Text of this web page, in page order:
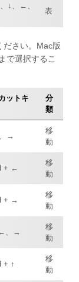
↓、←、
表
ださい。Mac版
で選択するこ
ットキ
分
類
→
移
動
+ ←
移
動
+ →
移
動
、→
移
動
+ ↑
移
動